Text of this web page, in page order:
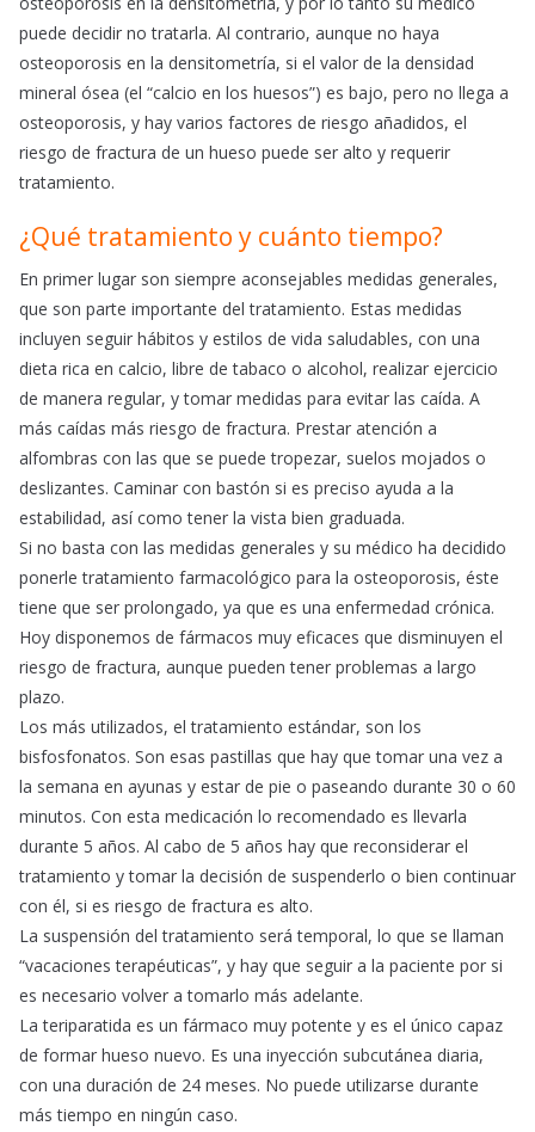
puede decidir no tratarla. Al contrario, aunque no haya
osteoporosis en la densitometría, si el valor de la densidad
mineral ósea (el “calcio en los huesos”) es bajo, pero no llega a
osteoporosis, y hay varios factores de riesgo añadidos, el
riesgo de fractura de un hueso puede ser alto y requerir
tratamiento.
¿Qué tratamiento y cuánto tiempo?
En primer lugar son siempre aconsejables medidas generales,
que son parte importante del tratamiento. Estas medidas
incluyen seguir hábitos y estilos de vida saludables, con una
dieta rica en calcio, libre de tabaco o alcohol, realizar ejercicio
de manera regular, y tomar medidas para evitar las caída. A
más caídas más riesgo de fractura. Prestar atención a
alfombras con las que se puede tropezar, suelos mojados o
deslizantes. Caminar con bastón si es preciso ayuda a la
estabilidad, así como tener la vista bien graduada.
Si no basta con las medidas generales y su médico ha decidido
ponerle tratamiento farmacológico para la osteoporosis, éste
tiene que ser prolongado, ya que es una enfermedad crónica.
Hoy disponemos de fármacos muy eficaces que disminuyen el
riesgo de fractura, aunque pueden tener problemas a largo
plazo.
Los más utilizados, el tratamiento estándar, son los
bisfosfonatos. Son esas pastillas que hay que tomar una vez a
la semana en ayunas y estar de pie o paseando durante 30 o 60
minutos. Con esta medicación lo recomendado es llevarla
durante 5 años. Al cabo de 5 años hay que reconsiderar el
tratamiento y tomar la decisión de suspenderlo o bien continuar
con él, si es riesgo de fractura es alto.
La suspensión del tratamiento será temporal, lo que se llaman
“vacaciones terapéuticas”, y hay que seguir a la paciente por si
es necesario volver a tomarlo más adelante.
La teriparatida es un fármaco muy potente y es el único capaz
de formar hueso nuevo. Es una inyección subcutánea diaria,
con una duración de 24 meses. No puede utilizarse durante
más tiempo en ningún caso.